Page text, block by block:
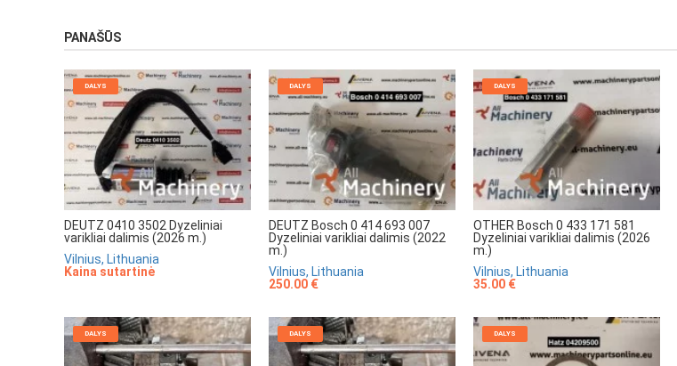
PANAŠŪS
DALYS
DEUTZ 0410 3502 Dyzeliniai
varikliai dalimis (2026 m.)
Vilnius, Lithuania
Kaina sutartinė
DALYS
DEUTZ Bosch 0 414 693 007
Dyzeliniai varikliai dalimis (2022
m.)
Vilnius, Lithuania
250.00 €
DALYS
OTHER Bosch 0 433 171 581
Dyzeliniai varikliai dalimis (2026
m.)
Vilnius, Lithuania
35.00 €
DALYS DALYS DALYS